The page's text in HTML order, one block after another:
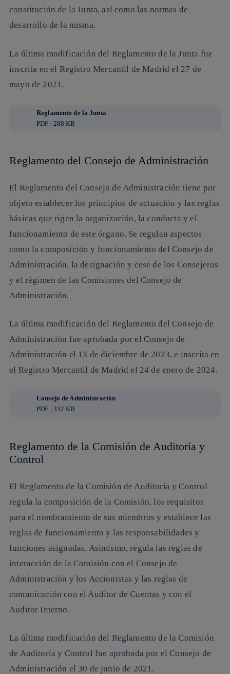
constitución de la Junta, así como las normas de
desarrollo de la misma.
La última modificación del Reglamento de la Junta fue
inscrita en el Registro Mercantil de Madrid el 27 de
mayo de 2021.
Reglamento de la Junta
PDF | 288 KB
Reglamento del Consejo de Administración
El Reglamento del Consejo de Administración tiene por
objeto establecer los principios de actuación y las reglas
básicas que rigen la organización, la conducta y el
funcionamiento de este órgano. Se regulan aspectos
como la composición y funcionamiento del Consejo de
Administración, la designación y cese de los Consejeros
y el régimen de las Comisiones del Consejo de
Administración.
La última modificación del Reglamento del Consejo de
Administración fue aprobada por el Consejo de
Administración el 13 de diciembre de 2023, e inscrita en
el Registro Mercantil de Madrid el 24 de enero de 2024.
Consejo de Administración
PDF | 332 KB
Reglamento de la Comisión de Auditoría y
Control
El Reglamento de la Comisión de Auditoría y Control
regula la composición de la Comisión, los requisitos
para el nombramiento de sus miembros y establece las
reglas de funcionamiento y las responsabilidades y
funciones asignadas. Asimismo, regula las reglas de
interacción de la Comisión con el Consejo de
Administración y los Accionistas y las reglas de
comunicación con el Auditor de Cuentas y con el
Auditor Interno.
La última modificación del Reglamento de la Comisión
de Auditoría y Control fue aprobada por el Consejo de
Administración el 30 de junio de 2021.